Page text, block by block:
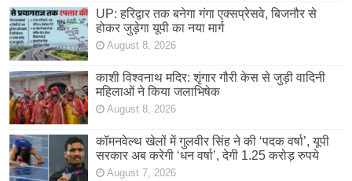
UP: हरिद्वार तक बनेगा गंगा एक्सप्रेसवे, बिजनौर से
होकर जुड़ेगा यूपी का नया मार्ग
August 8, 2026
काशी विश्वनाथ मदिर: शृंगार गौरी केस से जुड़ी वादिनी
महिलाओं ने किया जलाभिषेक
August 8, 2026
कॉमनवेल्थ खेलों में गुलवीर सिंह ने की ‘पदक वर्षा’, यूपी
सरकार अब करेगी ‘धन वर्षा’, देगी 1.25 करोड़ रुपये
August 7, 2026